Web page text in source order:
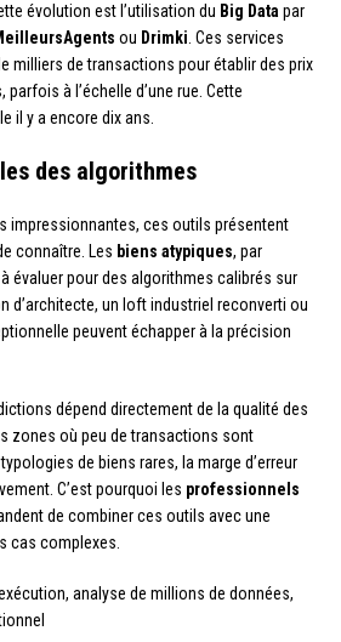
évolution est l’utilisation du Big Data par
ou Drimki. Ces services
milliers de transactions pour établir des prix
à l’échelle d’une rue. Cette
il y a encore dix ans.
des algorithmes
impressionnantes, ces outils présentent
connaître. Les biens atypiques, par
évaluer pour des algorithmes calibrés sur
d’architecte, un loft industriel reconverti ou
peuvent échapper à la précision
dépend directement de la qualité des
zones où peu de transactions sont
de biens rares, la marge d’erreur
C’est pourquoi les professionnels
de combiner ces outils avec une
cas complexes.
analyse de millions de données,